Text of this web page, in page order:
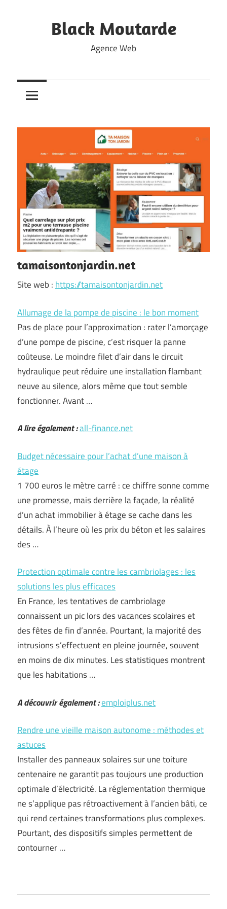
Black Moutarde
Agence Web
tamaisontonjardin.net
Site web : https://tamaisontonjardin.net
Allumage de la pompe de piscine : le bon moment
Pas de place pour l’approximation : rater l’amorçage
d’une pompe de piscine, c’est risquer la panne
coûteuse. Le moindre filet d’air dans le circuit
hydraulique peut réduire une installation flambant
neuve au silence, alors même que tout semble
fonctionner. Avant …
A lire également :all-finance.net
Budget nécessaire pour l’achat d’une maison à
étage
1 700 euros le mètre carré : ce chiffre sonne comme
une promesse, mais derrière la façade, la réalité
d’un achat immobilier à étage se cache dans les
détails. À l’heure où les prix du béton et les salaires
des …
Protection optimale contre les cambriolages : les
solutions les plus efficaces
En France, les tentatives de cambriolage
connaissent un pic lors des vacances scolaires et
des fêtes de fin d’année. Pourtant, la majorité des
intrusions s’effectuent en pleine journée, souvent
en moins de dix minutes. Les statistiques montrent
que les habitations …
A découvrir également :emploiplus.net
Rendre une vieille maison autonome : méthodes et
astuces
Installer des panneaux solaires sur une toiture
centenaire ne garantit pas toujours une production
optimale d’électricité. La réglementation thermique
ne s’applique pas rétroactivement à l’ancien bâti, ce
qui rend certaines transformations plus complexes.
Pourtant, des dispositifs simples permettent de
contourner …